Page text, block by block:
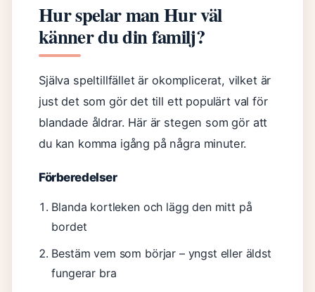
Hur spelar man Hur väl
känner du din familj?
Själva speltillfället är okomplicerat, vilket är
just det som gör det till ett populärt val för
blandade åldrar. Här är stegen som gör att
du kan komma igång på några minuter.
Förberedelser
Blanda kortleken och lägg den mitt på
bordet
Bestäm vem som börjar – yngst eller äldst
fungerar bra